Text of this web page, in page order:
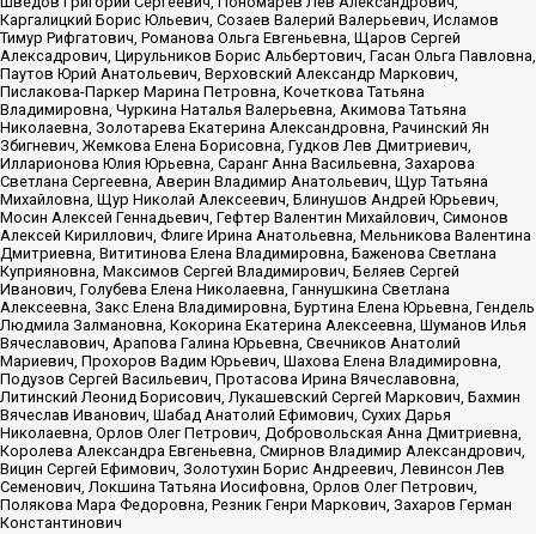
Каргалицкий Борис Юльевич, Созаев Валерий Валерьевич, Исламов
Тимур Рифгатович, Романова Ольга Евгеньевна, Щаров Сергей
Алексадрович, Цирульников Борис Альбертович, Гасан Ольга Павловна,
Паутов Юрий Анатольевич, Верховский Александр Маркович,
Пислакова-Паркер Марина Петровна, Кочеткова Татьяна
Владимировна, Чуркина Наталья Валерьевна, Акимова Татьяна
Николаевна, Золотарева Екатерина Александровна, Рачинский Ян
Збигневич, Жемкова Елена Борисовна, Гудков Лев Дмитриевич,
Илларионова Юлия Юрьевна, Саранг Анна Васильевна, Захарова
Светлана Сергеевна, Аверин Владимир Анатольевич, Щур Татьяна
Михайловна, Щур Николай Алексеевич, Блинушов Андрей Юрьевич,
Мосин Алексей Геннадьевич, Гефтер Валентин Михайлович, Симонов
Алексей Кириллович, Флиге Ирина Анатольевна, Мельникова Валентина
Дмитриевна, Вититинова Елена Владимировна, Баженова Светлана
Куприяновна, Максимов Сергей Владимирович, Беляев Сергей
Иванович, Голубева Елена Николаевна, Ганнушкина Светлана
Алексеевна, Закс Елена Владимировна, Буртина Елена Юрьевна, Гендель
Людмила Залмановна, Кокорина Екатерина Алексеевна, Шуманов Илья
Вячеславович, Арапова Галина Юрьевна, Свечников Анатолий
Мариевич, Прохоров Вадим Юрьевич, Шахова Елена Владимировна,
Подузов Сергей Васильевич, Протасова Ирина Вячеславовна,
Литинский Леонид Борисович, Лукашевский Сергей Маркович, Бахмин
Вячеслав Иванович, Шабад Анатолий Ефимович, Сухих Дарья
Николаевна, Орлов Олег Петрович, Добровольская Анна Дмитриевна,
Королева Александра Евгеньевна, Смирнов Владимир Александрович,
Вицин Сергей Ефимович, Золотухин Борис Андреевич, Левинсон Лев
Семенович, Локшина Татьяна Иосифовна, Орлов Олег Петрович,
Полякова Мара Федоровна, Резник Генри Маркович, Захаров Герман
Константинович